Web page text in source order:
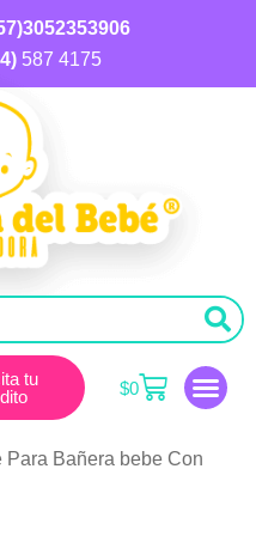
587 4175
tu
$0
Para Bañera bebe Con